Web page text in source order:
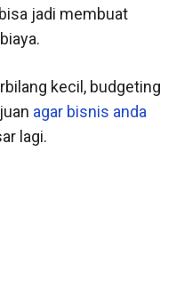
jadi membuat
kecil, budgeting
agar bisnis anda
lagi.